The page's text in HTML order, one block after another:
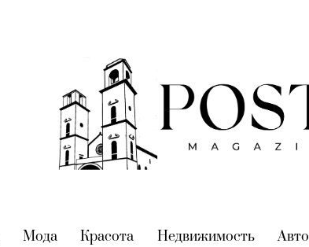
(current)
Мода(current)
Красота (current)
Недвижимость(current)
Авто